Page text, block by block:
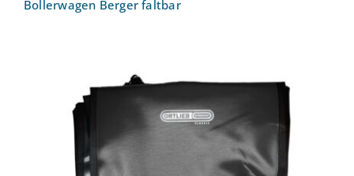
Bollerwagen Berger faltbar